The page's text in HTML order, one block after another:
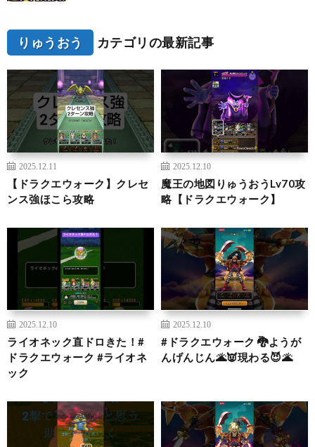
りゅうおう カテゴリの最新記事
2025.12.11
【ドラクエウォーク】クレセ
ンス強ほこら攻略
2025.12.10
魔王の地図りゅうおうLv70攻
略【ドラクエウォーク】
2025.12.10
ライオネック直ドロきた！#
ドラクエウォーク #ライオネ
ック
2025.12.10
#ドラクエウォーク 🐉ようが
んげんじん🌋👿現わる😈🌋